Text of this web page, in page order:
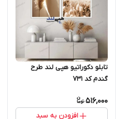
تابلو دکوراتیو هپی لند طرح
گندم کد 731
516,000
افزودن به سبد